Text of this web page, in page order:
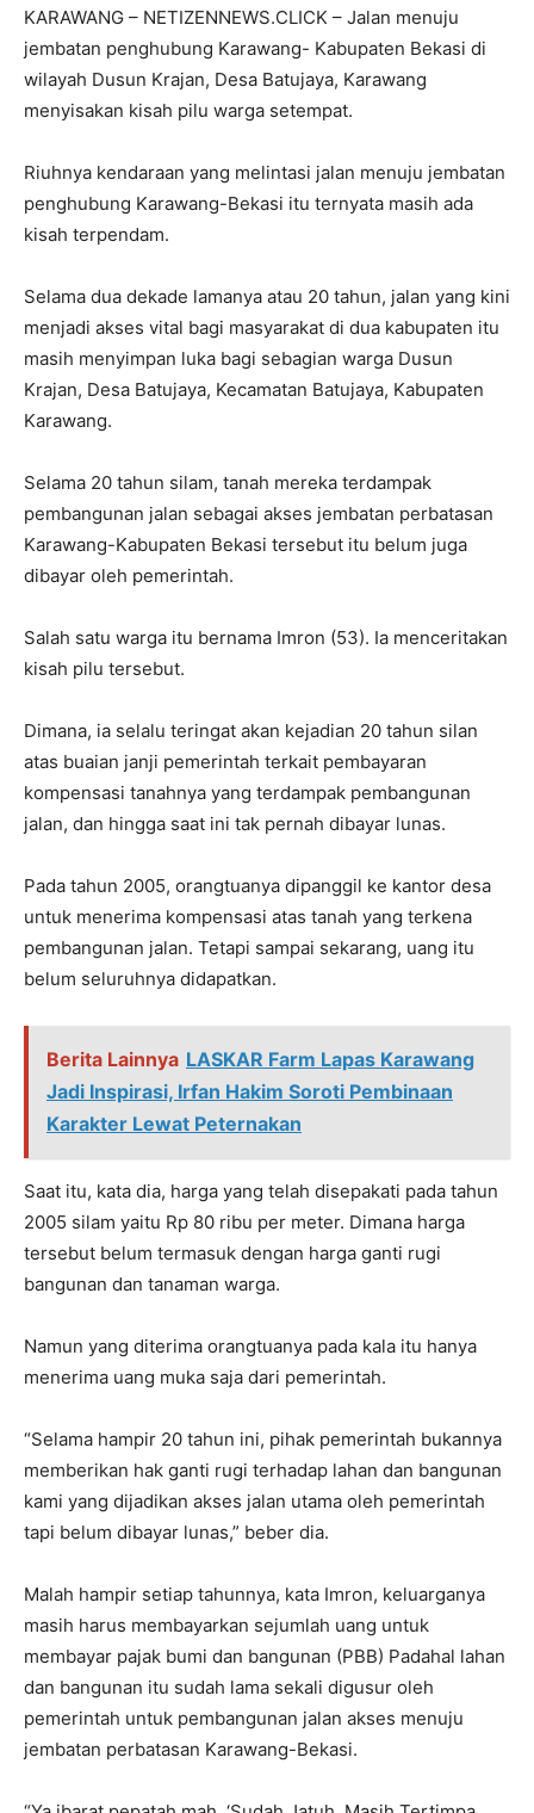
KARAWANG – NETIZENNEWS.CLICK – Jalan menuju
jembatan penghubung Karawang- Kabupaten Bekasi di
wilayah Dusun Krajan, Desa Batujaya, Karawang
menyisakan kisah pilu warga setempat.
Riuhnya kendaraan yang melintasi jalan menuju jembatan
penghubung Karawang-Bekasi itu ternyata masih ada
kisah terpendam.
Selama dua dekade lamanya atau 20 tahun, jalan yang kini
menjadi akses vital bagi masyarakat di dua kabupaten itu
masih menyimpan luka bagi sebagian warga Dusun
Krajan, Desa Batujaya, Kecamatan Batujaya, Kabupaten
Karawang.
Selama 20 tahun silam, tanah mereka terdampak
pembangunan jalan sebagai akses jembatan perbatasan
Karawang-Kabupaten Bekasi tersebut itu belum juga
dibayar oleh pemerintah.
Salah satu warga itu bernama Imron (53). Ia menceritakan
kisah pilu tersebut.
Dimana, ia selalu teringat akan kejadian 20 tahun silan
atas buaian janji pemerintah terkait pembayaran
kompensasi tanahnya yang terdampak pembangunan
jalan, dan hingga saat ini tak pernah dibayar lunas.
Pada tahun 2005, orangtuanya dipanggil ke kantor desa
untuk menerima kompensasi atas tanah yang terkena
pembangunan jalan. Tetapi sampai sekarang, uang itu
belum seluruhnya didapatkan.
Berita Lainnya LASKAR Farm Lapas Karawang
Jadi Inspirasi, Irfan Hakim Soroti Pembinaan
Karakter Lewat Peternakan
Saat itu, kata dia, harga yang telah disepakati pada tahun
2005 silam yaitu Rp 80 ribu per meter. Dimana harga
tersebut belum termasuk dengan harga ganti rugi
bangunan dan tanaman warga.
Namun yang diterima orangtuanya pada kala itu hanya
menerima uang muka saja dari pemerintah.
“Selama hampir 20 tahun ini, pihak pemerintah bukannya
memberikan hak ganti rugi terhadap lahan dan bangunan
kami yang dijadikan akses jalan utama oleh pemerintah
tapi belum dibayar lunas,” beber dia.
Malah hampir setiap tahunnya, kata Imron, keluarganya
masih harus membayarkan sejumlah uang untuk
membayar pajak bumi dan bangunan (PBB) Padahal lahan
dan bangunan itu sudah lama sekali digusur oleh
pemerintah untuk pembangunan jalan akses menuju
jembatan perbatasan Karawang-Bekasi.